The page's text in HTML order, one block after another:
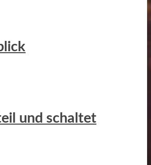
und schaltet